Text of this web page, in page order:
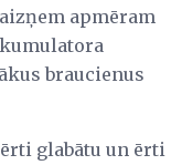
apmēram
braucienus
glabātu un ērti